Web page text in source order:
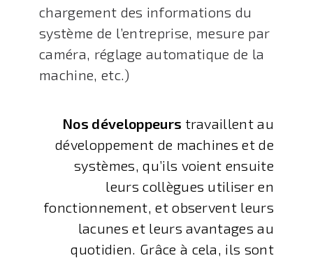
chargement des informations du
système de l’entreprise, mesure par
caméra, réglage automatique de la
machine, etc.)
Nos développeurs travaillent au
développement de machines et de
systèmes, qu’ils voient ensuite
leurs collègues utiliser en
fonctionnement, et observent leurs
lacunes et leurs avantages au
quotidien. Grâce à cela, ils sont